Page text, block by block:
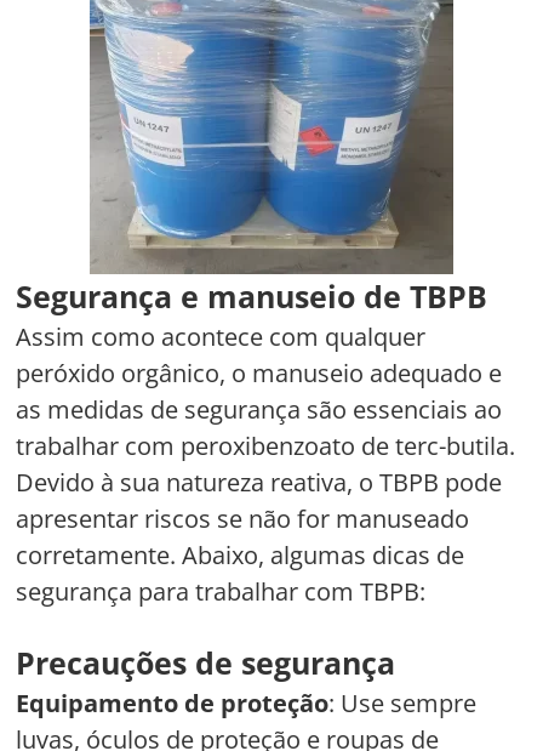
Segurança e manuseio de TBPB
Assim como acontece com qualquer
peróxido orgânico, o manuseio adequado e
as medidas de segurança são essenciais ao
trabalhar com peroxibenzoato de terc-butila.
Devido à sua natureza reativa, o TBPB pode
apresentar riscos se não for manuseado
corretamente. Abaixo, algumas dicas de
segurança para trabalhar com TBPB:
Precauções de segurança
Equipamento de proteção: Use sempre
luvas, óculos de proteção e roupas de